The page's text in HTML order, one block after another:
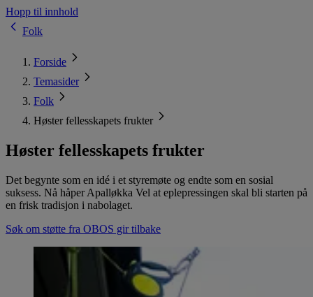
Hopp til innhold
Folk
Forside
Temasider
Folk
Høster fellesskapets frukter
Høster fellesskapets frukter
Det begynte som en idé i et styremøte og endte som en sosial
suksess. Nå håper Apalløkka Vel at eplepressingen skal bli starten på
en frisk tradisjon i nabolaget.
Søk om støtte fra OBOS gir tilbake